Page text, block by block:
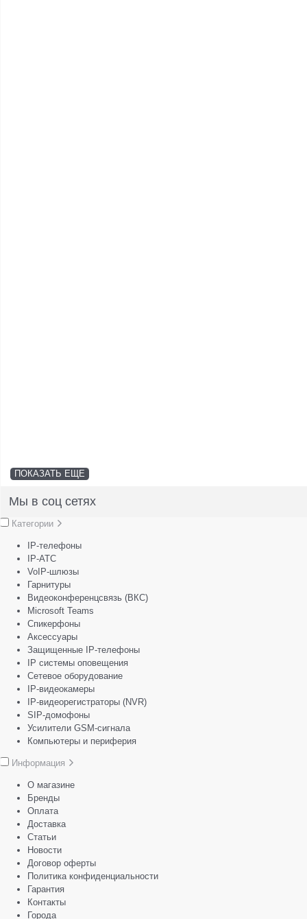
ПОКАЗАТЬ ЕЩЕ
Мы в соц сетях
Категории
IP-телефоны
IP-АТС
VoIP-шлюзы
Гарнитуры
Видеоконференцсвязь (ВКС)
Microsoft Teams
Спикерфоны
Аксессуары
Защищенные IP-телефоны
IP системы оповещения
Сетевое оборудование
IP-видеокамеры
IP-видеорегистраторы (NVR)
SIP-домофоны
Усилители GSM-сигнала
Компьютеры и периферия
Информация
О магазине
Бренды
Оплата
Доставка
Статьи
Новости
Договор оферты
Политика конфиденциальности
Гарантия
Контакты
Города